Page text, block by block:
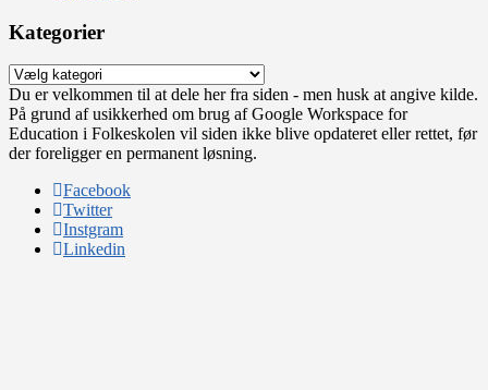
Kategorier
Kategorier
Du er velkommen til at dele her fra siden - men husk at angive kilde.
På grund af usikkerhed om brug af Google Workspace for
Education i Folkeskolen vil siden ikke blive opdateret eller rettet, før
der foreligger en permanent løsning.
Facebook
Twitter
Instgram
Linkedin